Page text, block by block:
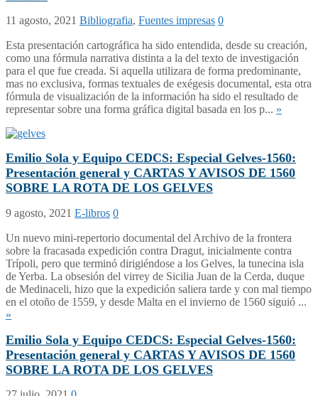
11 agosto, 2021 Bibliografia, Fuentes impresas 0
Esta presentación cartográfica ha sido entendida, desde su creación,
como una fórmula narrativa distinta a la del texto de investigación
para el que fue creada. Si aquella utilizara de forma predominante,
mas no exclusiva, formas textuales de exégesis documental, esta otra
fórmula de visualización de la información ha sido el resultado de
representar sobre una forma gráfica digital basada en los p... »
Emilio Sola y Equipo CEDCS: Especial Gelves-1560:
Presentación general y CARTAS Y AVISOS DE 1560
SOBRE LA ROTA DE LOS GELVES
9 agosto, 2021 E-libros 0
Un nuevo mini-repertorio documental del Archivo de la frontera
sobre la fracasada expedición contra Dragut, inicialmente contra
Trípoli, pero que terminó dirigiéndose a los Gelves, la tunecina isla
de Yerba. La obsesión del virrey de Sicilia Juan de la Cerda, duque
de Medinaceli, hizo que la expedición saliera tarde y con mal tiempo
en el otoño de 1559, y desde Malta en el invierno de 1560 siguió ...
»
Emilio Sola y Equipo CEDCS: Especial Gelves-1560:
Presentación general y CARTAS Y AVISOS DE 1560
SOBRE LA ROTA DE LOS GELVES